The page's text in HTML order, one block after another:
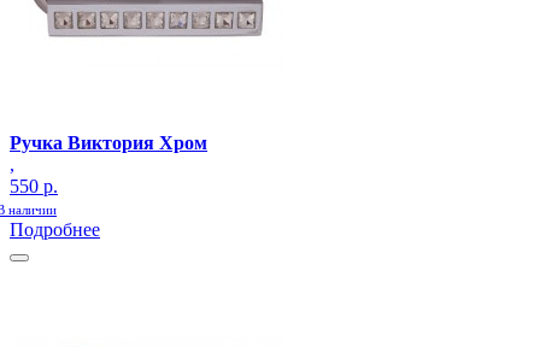
Ручка Виктория Хром
,
550 р.
наличии
Подробнее